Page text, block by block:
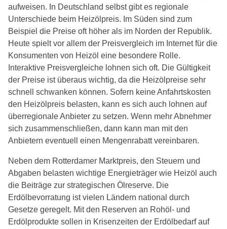
aufweisen. In Deutschland selbst gibt es regionale
Unterschiede beim Heizölpreis. Im Süden sind zum
Beispiel die Preise oft höher als im Norden der Republik.
Heute spielt vor allem der Preisvergleich im Internet für die
Konsumenten von Heizöl eine besondere Rolle.
Interaktive Preisvergleiche lohnen sich oft. Die Gültigkeit
der Preise ist überaus wichtig, da die Heizölpreise sehr
schnell schwanken können. Sofern keine Anfahrtskosten
den Heizölpreis belasten, kann es sich auch lohnen auf
überregionale Anbieter zu setzen. Wenn mehr Abnehmer
sich zusammenschließen, dann kann man mit den
Anbietern eventuell einen Mengenrabatt vereinbaren.
Neben dem Rotterdamer Marktpreis, den Steuern und
Abgaben belasten wichtige Energieträger wie Heizöl auch
die Beiträge zur strategischen Ölreserve. Die
Erdölbevorratung ist vielen Ländern national durch
Gesetze geregelt. Mit den Reserven an Rohöl- und
Erdölprodukte sollen in Krisenzeiten der Erdölbedarf auf